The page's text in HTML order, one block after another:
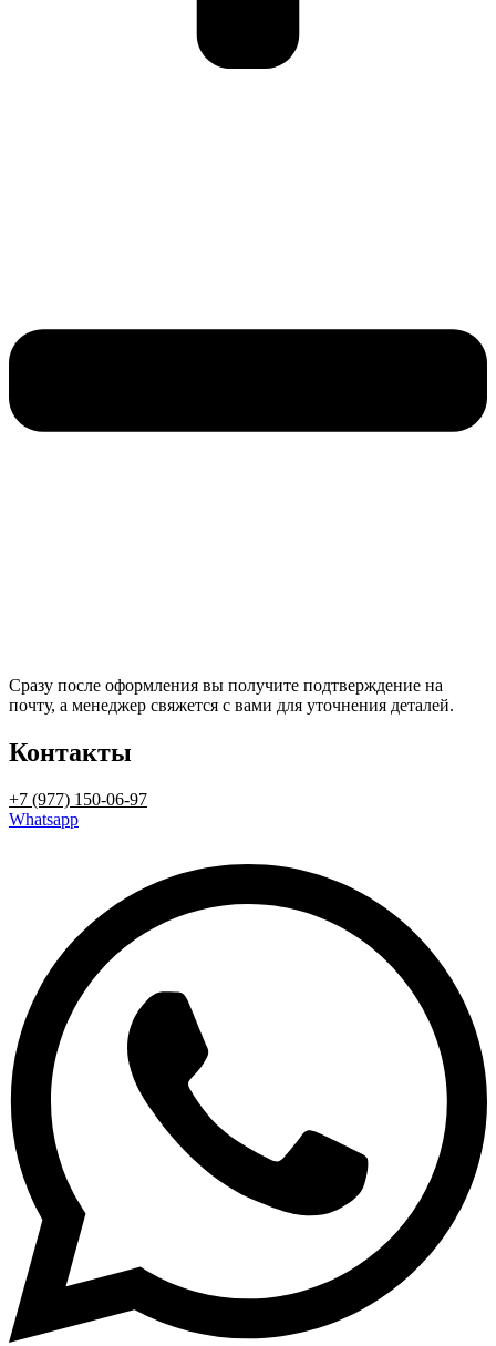
Сразу после оформления вы получите подтверждение на
почту, а менеджер свяжется с вами для уточнения деталей.
Контакты
+7 (977) 150-06-97
Whatsapp